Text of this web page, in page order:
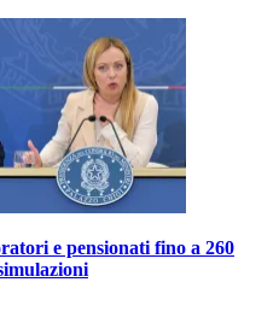
e pensionati fino a 260